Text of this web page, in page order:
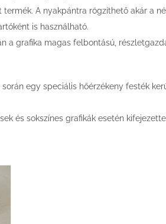
A nyakpántra rögzíthető akár a
is használható.
a grafika magas felbontású,
során egy speciális hőérzékeny festék
és sokszínes grafikák esetén